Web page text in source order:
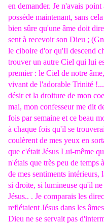
en demander. Je n'avais
possède maintenant, sans
bien sûre qu'une âme doit
sent à recevoir son Dieu ;
le ciboire d'or qu'Il descend
trouver un autre Ciel qui lui
premier : le Ciel de notre
vivant de l'adorable Trinité
désir et la droiture de mon
mai, mon confesseur me dit
fois par semaine et ce beau
à chaque fois qu'il se
coulèrent de mes yeux en
que c'était Jésus Lui-même
n'étais que très peu de temps
de mes sentiments
si droite, si lumineuse qu'il
Jésus.. . Je comparais les
reflétaient Jésus dans les
Dieu ne se servait pas